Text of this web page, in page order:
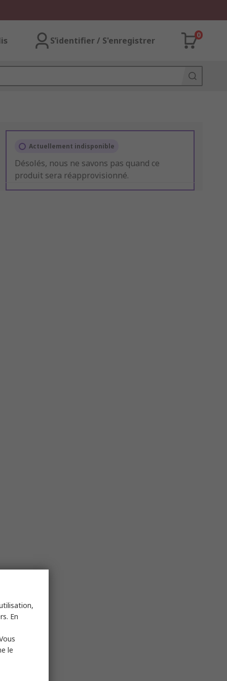
S’identifier / S'enregistrer
0
Actuellement indisponible
Désolés, nous ne savons pas quand ce
produit sera réapprovisionné.
En
le